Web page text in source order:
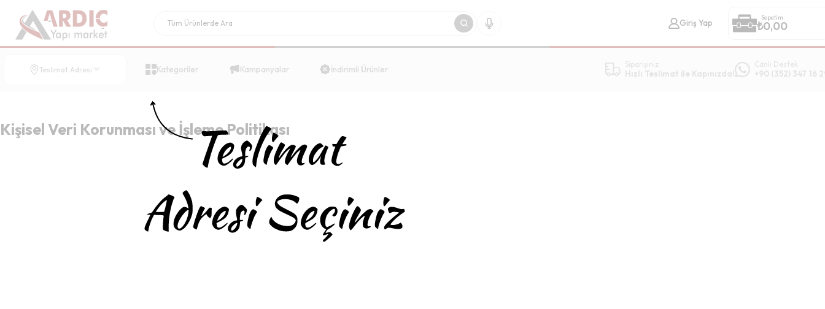
Giriş Yap
Sepetim
₺0,00
Teslimat Adresi Kategoriler Kampanyalar İndirimli Ürünler Siparişiniz
Hızlı Teslimat ile Kapınızda!
Canlı Destek
+90 (352) 347 16
Kişisel Veri Korunması ve İşleme Politikası